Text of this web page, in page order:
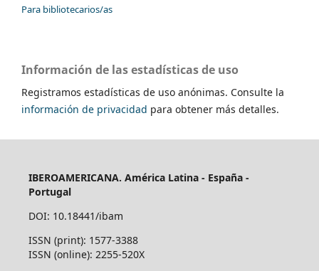
Para bibliotecarios/as
Información de las estadísticas de uso
Registramos estadísticas de uso anónimas. Consulte la
información de privacidad para obtener más detalles.
IBEROAMERICANA. América Latina - España -
Portugal
DOI: 10.18441/ibam
ISSN (print): 1577-3388
ISSN (online): 2255-520X